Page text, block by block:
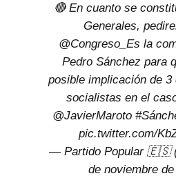
🔴 En cuanto se
Generales,
@Congreso_Es la
Pedro Sánchez para
posible implicación de
socialistas en el
@JavierMaroto
pic.twitter.com/
— Partido Popular 🇪🇸
de noviembre